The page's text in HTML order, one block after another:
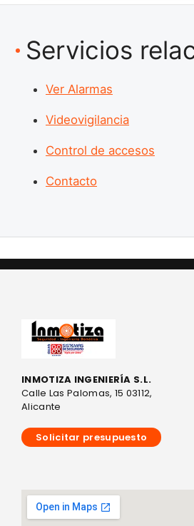
Servicios
Ver Alarmas
Videovigilancia
Control de accesos
Contacto
INMOTIZA INGENIERÍA S.L.
Calle Las Palomas, 15 03112,
Alicante
Solicitar presupuesto